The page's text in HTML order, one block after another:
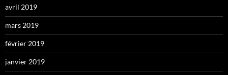
avril 2019
mars 2019
février 2019
janvier 2019